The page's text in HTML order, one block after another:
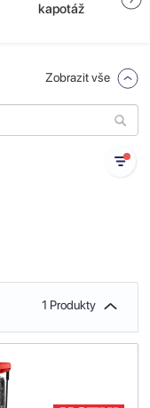
kapotáž
Zobrazit vše
1 Produkty